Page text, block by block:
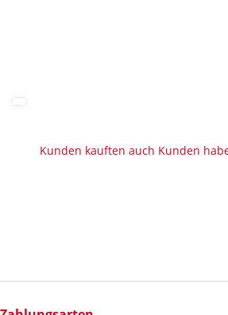
Kunden kauften auch Kunden